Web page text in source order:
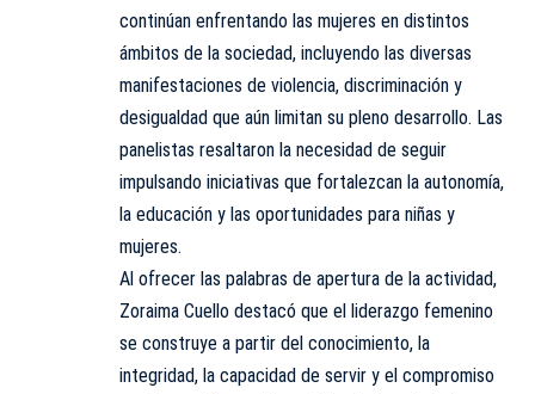
continúan enfrentando las mujeres en distintos
ámbitos de la sociedad, incluyendo las diversas
manifestaciones de violencia, discriminación y
desigualdad que aún limitan su pleno desarrollo. Las
panelistas resaltaron la necesidad de seguir
impulsando iniciativas que fortalezcan la autonomía,
la educación y las oportunidades para niñas y
mujeres.
Al ofrecer las palabras de apertura de la actividad,
Zoraima Cuello destacó que el liderazgo femenino
se construye a partir del conocimiento, la
integridad, la capacidad de servir y el compromiso